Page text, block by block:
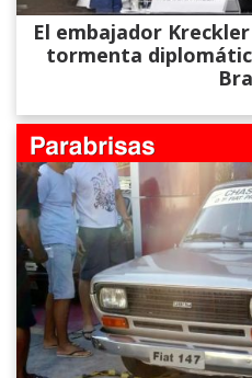
El embajador
tormenta